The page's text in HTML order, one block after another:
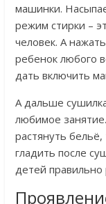
машинки.
режим стирки –
человек. А
ребенок любого
дать включить
А дальше
любимое
растянуть
гладить после
детей правильно